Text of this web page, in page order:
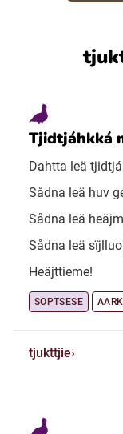
Tjidtjáhkká
Dahtta leä
Sådna leä huv
Sådna leä
Sådna leä
Heäjttieme!
SOPTSESE
tjukttjie